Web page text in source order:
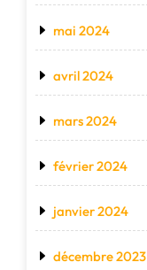
mai 2024
avril 2024
mars 2024
février 2024
janvier 2024
décembre 2023